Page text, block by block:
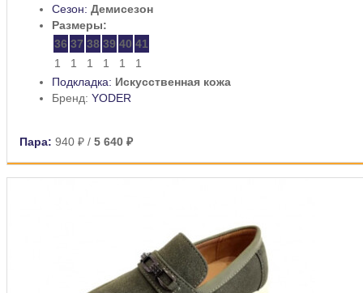
Сезон: Демисезон
Размеры:
36 37 38 39 40 41
1
1 1 1 1
1
Подкладка: Искусственная кожа
Бренд: YODER
Пара: 940 ₽ / 5 640 ₽